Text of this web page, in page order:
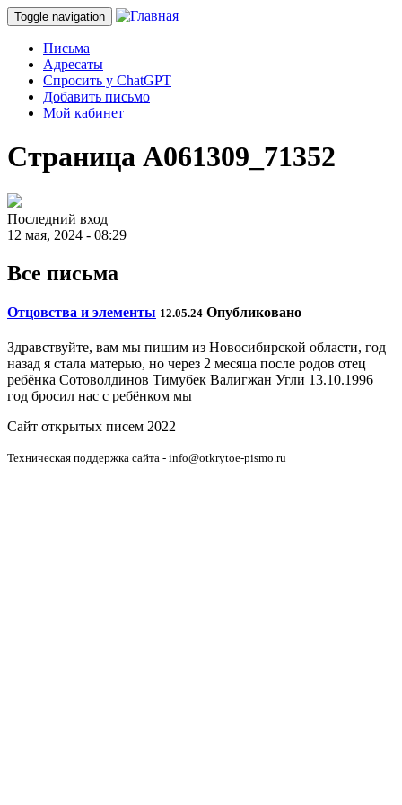
Toggle navigation
Письма
Адресаты
Спросить у ChatGPT
Добавить письмо
Мой кабинет
Страница A061309_71352
Последний вход
12 мая, 2024 - 08:29
Все письма
Отцовства и элементы 12.05.24 Опубликовано
Здравствуйте, вам мы пишим из Новосибирской области, год
назад я стала матерью, но через 2 месяца после родов отец
ребёнка Сотоволдинов Тимубек Валигжан Угли 13.10.1996
год бросил нас с ребёнком мы
Сайт открытых писем 2022
Техническая поддержка сайта - info@otkrytoe-pismo.ru